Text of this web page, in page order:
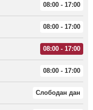
08:00 - 17:00
08:00 - 17:00
08:00 - 17:00
08:00 - 17:00
Слободан дан